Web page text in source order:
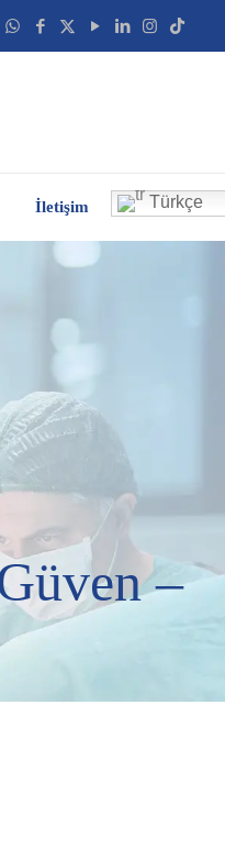
İletişim Türkçe
–